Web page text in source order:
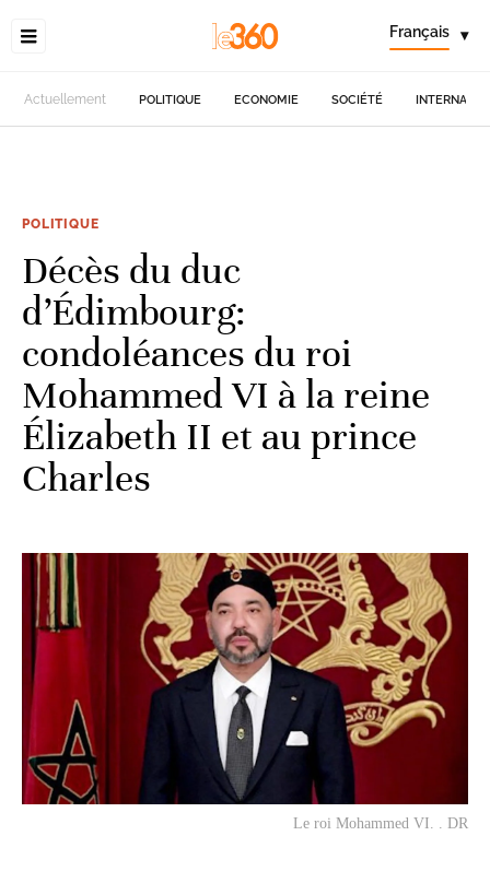
Français ▾
Actuellement POLITIQUE ECONOMIE SOCIÉTÉ
POLITIQUE
Décès du duc
d’Édimbourg:
condoléances du roi
Mohammed VI à la reine
Élizabeth II et au prince
Charles
Le roi Mohammed VI. . DR